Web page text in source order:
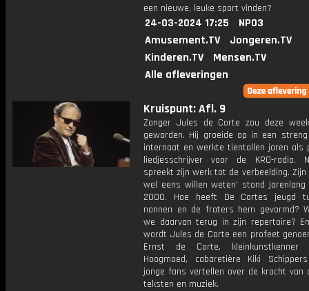
een nieuwe, leuke sport vinden?
24-03-2024 17:25
NPO3
Amusement.TV
Jongeren.TV
Kinderen.TV
Mensen.TV
Alle afleveringen
Kruispunt: Afl. 9
Zanger Jules de Corte zou deze
geworden. Hij groeide op in een
internaat en werkte tientallen jaren als
liedjesschrijver voor de KRO-radio.
spreekt zijn werk tot de verbeelding.
wel eens willen weten' stond jarenlang
2000. Hoe heeft De Cortes jeugd
nonnen en de fraters hem gevormd?
we daarvan terug in zijn repertoire?
wordt Jules de Corte een profeet
Ernst de Corte, kleinkunstkenner
Hoogmoed, cabaretière Kiki
jonge fans vertellen over de kracht van
teksten en muziek.